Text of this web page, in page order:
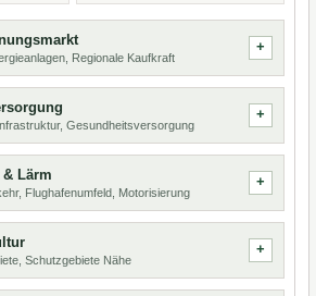
Regionale Kaufkraft
Gesundheitsversorgung
Lärm
Flughafenumfeld, Motorisierung
Schutzgebiete Nähe